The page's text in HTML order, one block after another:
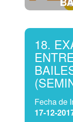
18.
Fecha de
17-12-